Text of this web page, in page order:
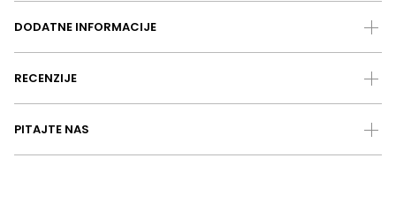
DODATNE INFORMACIJE
RECENZIJE
PITAJTE NAS